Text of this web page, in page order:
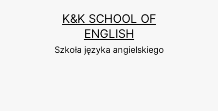
K&K SCHOOL OF
ENGLISH
Szkoła języka angielskiego